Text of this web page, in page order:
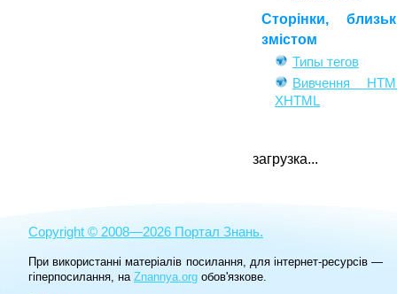
Сторінки,
змістом
Типы тегов
Вивчення
XHTML
загрузка...
Copyright © 2008—2026 Портал Знань.
При використанні матеріалів посилання, для інтернет-ресурсів —
гіперпосилання, на Znannya.org обов'язкове.